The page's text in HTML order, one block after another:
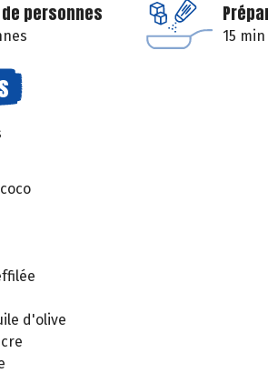
personnes
15 min
d'olive